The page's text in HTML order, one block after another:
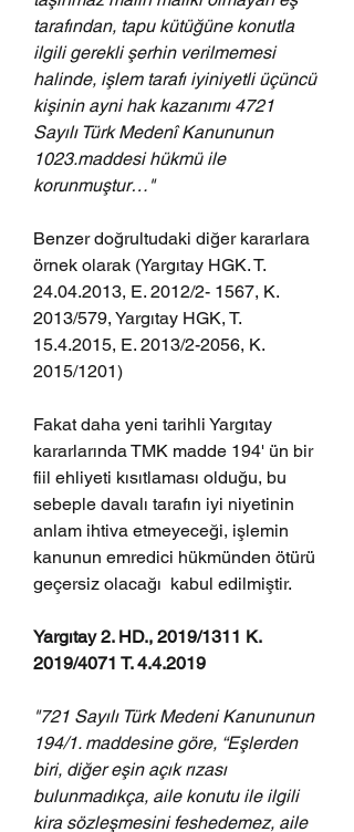
tarafından, tapu kütüğüne konutla
ilgili gerekli şerhin verilmemesi
halinde, işlem tarafı iyiniyetli üçüncü
kişinin ayni hak kazanımı 4721
Sayılı Türk Medenî Kanununun
1023.maddesi hükmü ile
korunmuştur…"
Benzer doğrultudaki diğer kararlara
örnek olarak (Yargıtay HGK. T.
24.04.2013, E. 2012/2- 1567, K.
2013/579, Yargıtay HGK, T.
15.4.2015, E. 2013/2-2056, K.
2015/1201)
Fakat daha yeni tarihli Yargıtay
kararlarında TMK madde 194' ün bir
fiil ehliyeti kısıtlaması olduğu, bu
sebeple davalı tarafın iyi niyetinin
anlam ihtiva etmeyeceği, işlemin
kanunun emredici hükmünden ötürü
geçersiz olacağı  kabul edilmiştir.
Yargıtay 2. HD., 2019/1311 K.
2019/4071 T. 4.4.2019
"721 Sayılı Türk Medeni Kanununun
194/1. maddesine göre, “Eşlerden
biri, diğer eşin açık rızası
bulunmadıkça, aile konutu ile ilgili
kira sözleşmesini feshedemez, aile